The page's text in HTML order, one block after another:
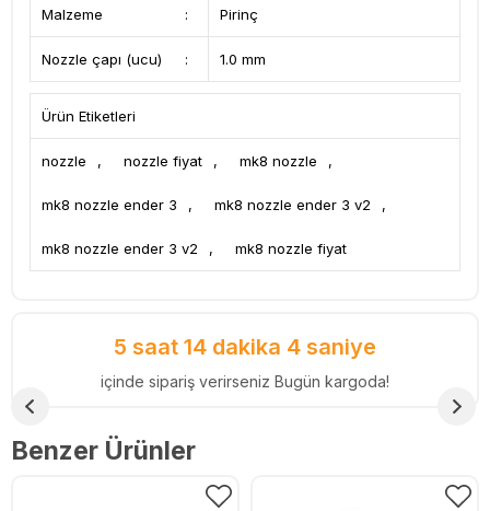
Malzeme : Pirinç
Nozzle çapı (ucu) : 1.0 mm
Ürün Etiketleri
nozzle , nozzle fiyat , mk8 nozzle ,
mk8 nozzle ender 3 , mk8 nozzle ender 3 v2 ,
mk8 nozzle ender 3 v2 , mk8 nozzle fiyat
5 saat 14 dakika 3 saniye
içinde sipariş verirseniz Bugün kargoda!
Benzer Ürünler